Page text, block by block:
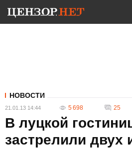
НОВОСТИ
21.01.13 14:44 5 698 25
В луцкой
застрелили двух